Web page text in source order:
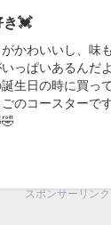
き💓
かわいいし、味
っぱいあるんだ
生日の時に買っ
のコースターで
スポンサーリンク